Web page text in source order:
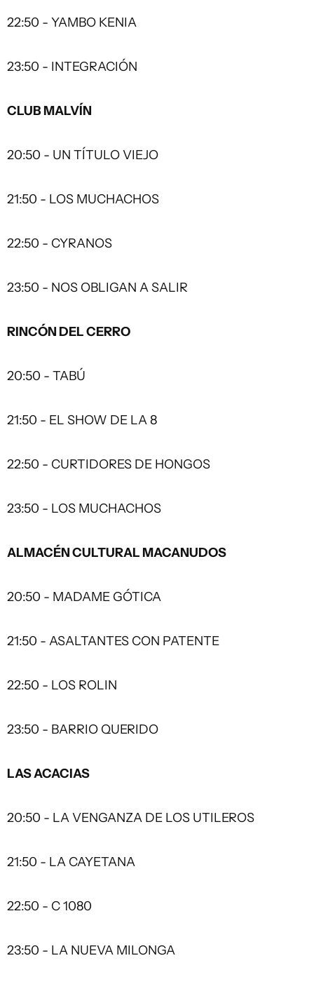
22:50 - YAMBO KENIA
23:50 - INTEGRACIÓN
CLUB MALVÍN
20:50 - UN TÍTULO VIEJO
21:50 - LOS MUCHACHOS
22:50 - CYRANOS
23:50 - NOS OBLIGAN A SALIR
RINCÓN DEL CERRO
20:50 - TABÚ
21:50 - EL SHOW DE LA 8
22:50 - CURTIDORES DE HONGOS
23:50 - LOS MUCHACHOS
ALMACÉN CULTURAL MACANUDOS
20:50 - MADAME GÓTICA
21:50 - ASALTANTES CON PATENTE
22:50 - LOS ROLIN
23:50 - BARRIO QUERIDO
LAS ACACIAS
20:50 - LA VENGANZA DE LOS UTILEROS
21:50 - LA CAYETANA
22:50 - C 1080
23:50 - LA NUEVA MILONGA